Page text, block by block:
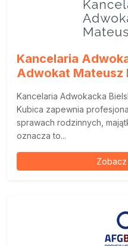
Kancelaria
Adwokat Mateusz
Kancelaria Adwokacka
Kubica zapewnia
sprawach rodzinnych,
oznacza to...